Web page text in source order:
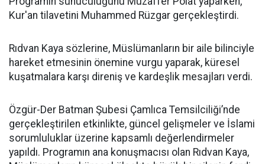
Kur'an tilavetini Muhammed Rüzgar gerçekleştirdi.
Rıdvan Kaya sözlerine, Müslümanların bir aile bilinciyle
hareket etmesinin önemine vurgu yaparak, küresel
kuşatmalara karşı direniş ve kardeşlik mesajları verdi.
Özgür-Der Batman Şubesi Çamlıca Temsilciliği’nde
gerçekleştirilen etkinlikte, güncel gelişmeler ve İslami
sorumluluklar üzerine kapsamlı değerlendirmeler
yapıldı. Programın ana konuşmacısı olan Rıdvan Kaya,